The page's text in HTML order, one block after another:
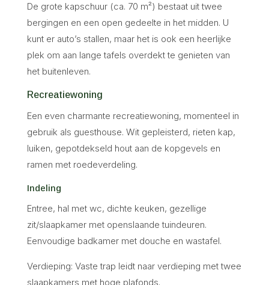
De grote kapschuur (ca. 70 m²) bestaat uit twee
bergingen en een open gedeelte in het midden. U
kunt er auto’s stallen, maar het is ook een heerlijke
plek om aan lange tafels overdekt te genieten van
het buitenleven.
Recreatiewoning
Een even charmante recreatiewoning, momenteel in
gebruik als guesthouse. Wit gepleisterd, rieten kap,
luiken, gepotdekseld hout aan de kopgevels en
ramen met roedeverdeling.
Indeling
Entree, hal met wc, dichte keuken, gezellige
zit/slaapkamer met openslaande tuindeuren.
Eenvoudige badkamer met douche en wastafel.
Verdieping: Vaste trap leidt naar verdieping met twee
slaapkamers met hoge plafonds.